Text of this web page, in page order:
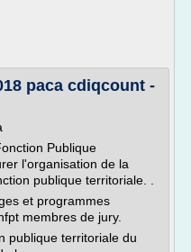
paca cdiqcount -
Publique
l'organisation de la
publique territoriale. .
et programmes
membres de jury.
publique territoriale du